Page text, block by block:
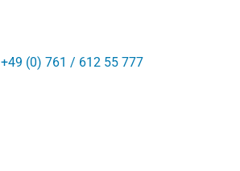
+49 (0) 761 / 612 55 777